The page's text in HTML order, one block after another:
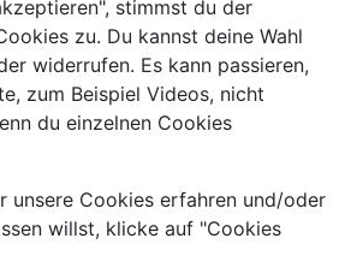
stimmst du der
zu. Du kannst deine Wahl
widerrufen. Es kann passieren,
zum Beispiel Videos, nicht
du einzelnen Cookies
unsere Cookies erfahren und/oder
willst, klicke auf "Cookies